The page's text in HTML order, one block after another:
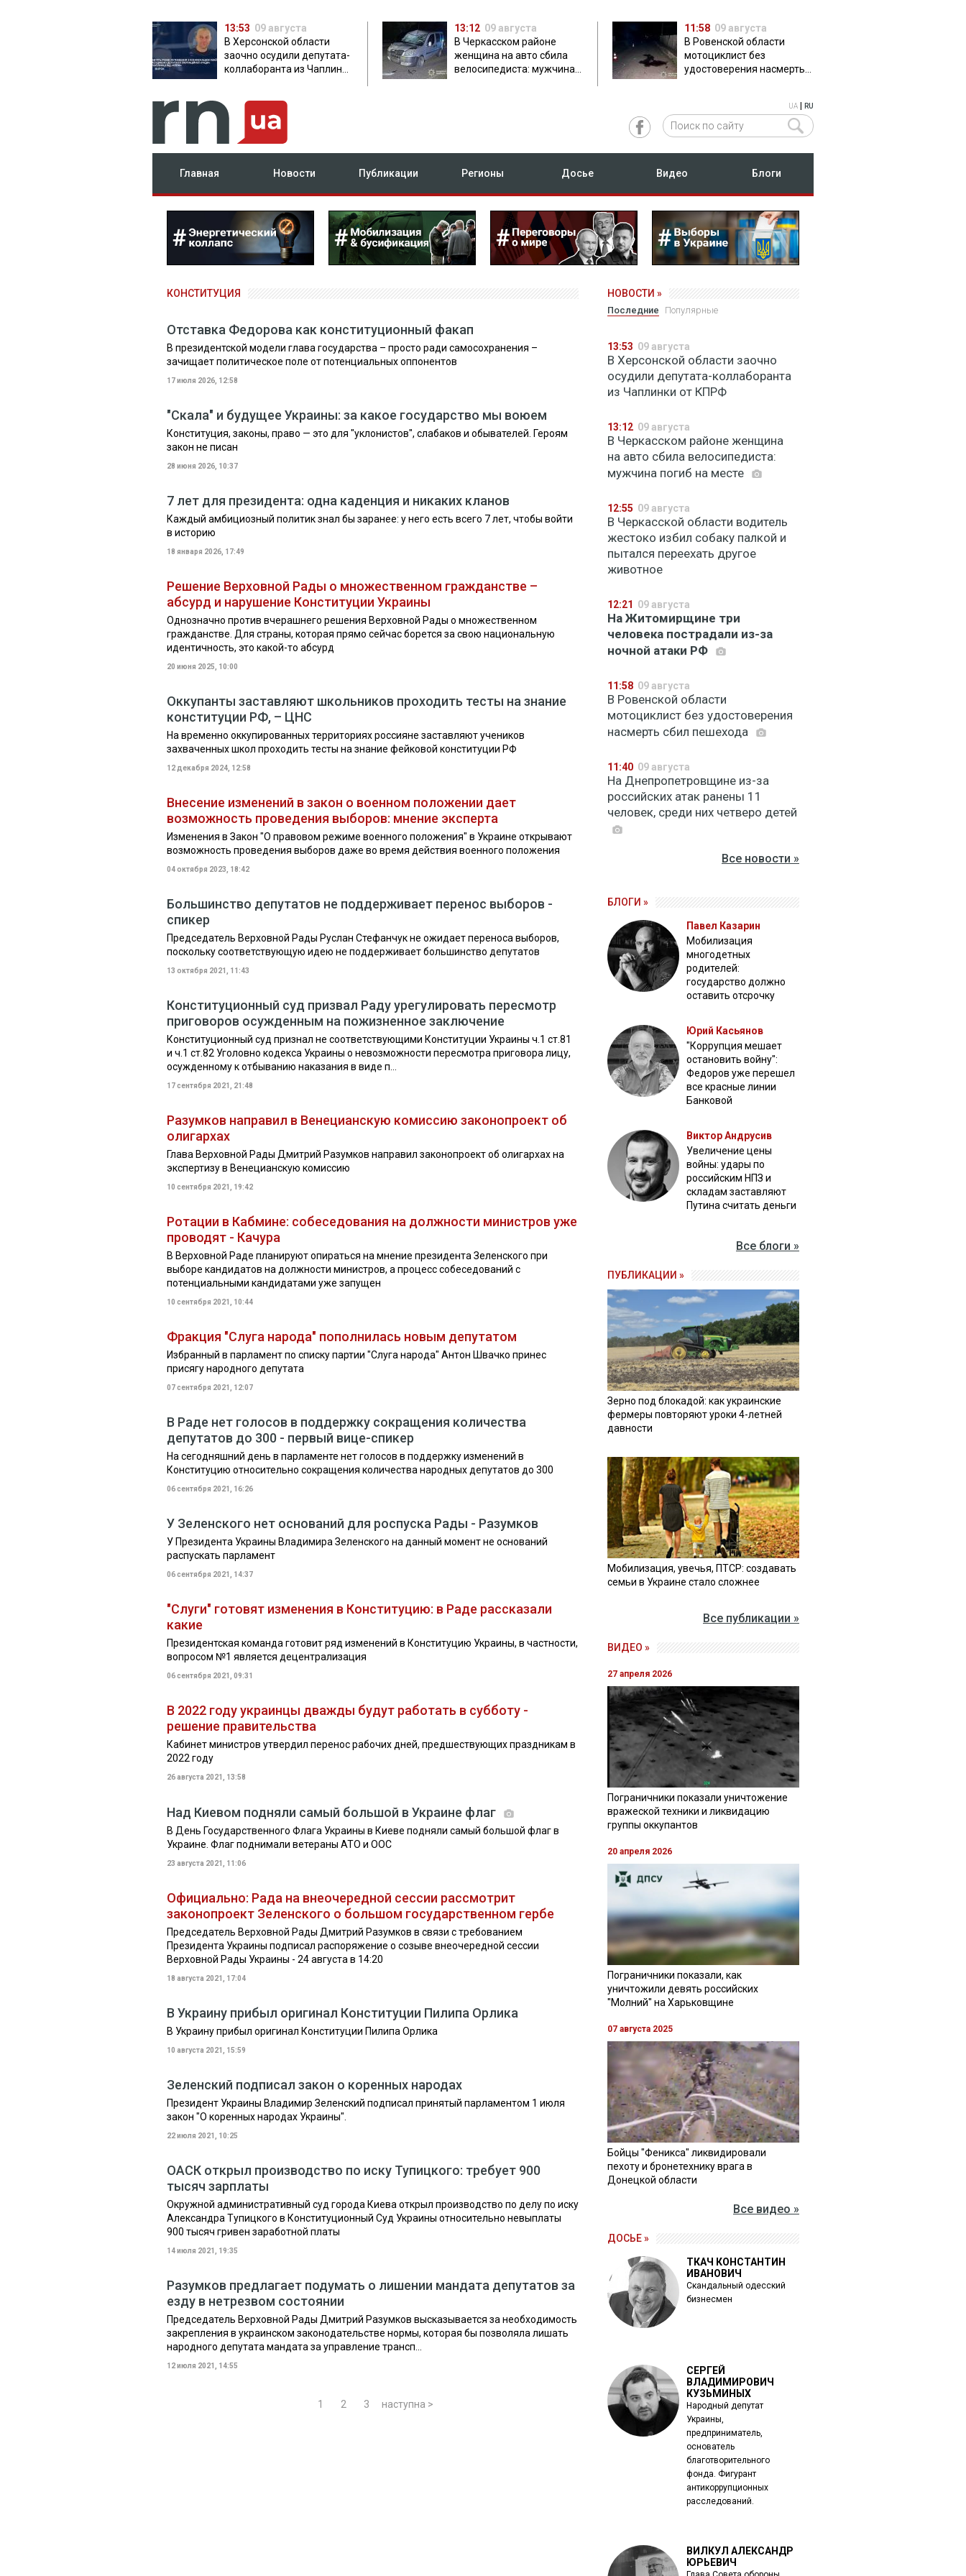
13:53 09 августа
В Херсонской области
заочно осудили депутата-
коллаборанта из Чаплинки
13:12 09 августа
В Черкасском районе
женщина на авто сбила
велосипедиста: мужчина
11:58 09 августа
В Ровенской области
мотоциклист без
удостоверения насмерть
UA RU
Главная Новости Публикации Регионы Досье Видео Блоги
КОНСТИТУЦИЯ
Отставка Федорова как конституционный факап
В президентской модели глава государства – просто ради самосохранения –
зачищает политическое поле от потенциальных оппонентов
17 июля 2026, 12:58
"Скала" и будущее Украины: за какое государство мы воюем
Конституция, законы, право — это для "уклонистов", слабаков и обывателей. Героям
закон не писан
28 июня 2026, 10:37
7 лет для президента: одна каденция и никаких кланов
Каждый амбициозный политик знал бы заранее: у него есть всего 7 лет, чтобы войти
в историю
18 января 2026, 17:49
Решение Верховной Рады о множественном гражданстве –
абсурд и нарушение Конституции Украины
Однозначно против вчерашнего решения Верховной Рады о множественном
гражданстве. Для страны, которая прямо сейчас борется за свою национальную
идентичность, это какой-то абсурд
20 июня 2025, 10:00
Оккупанты заставляют школьников проходить тесты на знание
конституции РФ, – ЦНС
На временно оккупированных территориях россияне заставляют учеников
захваченных школ проходить тесты на знание фейковой конституции РФ
12 декабря 2024, 12:58
Внесение изменений в закон о военном положении дает
возможность проведения выборов: мнение эксперта
Изменения в Закон "О правовом режиме военного положения" в Украине открывают
возможность проведения выборов даже во время действия военного положения
04 октября 2023, 18:42
Большинство депутатов не поддерживает перенос выборов -
спикер
Председатель Верховной Рады Руслан Стефанчук не ожидает переноса выборов,
поскольку соответствующую идею не поддерживает большинство депутатов
13 октября 2021, 11:43
Конституционный суд призвал Раду урегулировать пересмотр
приговоров осужденным на пожизненное заключение
Конституционный суд признал не соответствующими Конституции Украины ч.1 ст.81
и ч.1 ст.82 Уголовно кодекса Украины о невозможности пересмотра приговора лицу,
осужденному к отбыванию наказания в виде п...
17 сентября 2021, 21:48
Разумков направил в Венецианскую комиссию законопроект об
олигархах
Глава Верховной Рады Дмитрий Разумков направил законопроект об олигархах на
экспертизу в Венецианскую комиссию
10 сентября 2021, 19:42
Ротации в Кабмине: собеседования на должности министров уже
проводят - Качура
В Верховной Раде планируют опираться на мнение президента Зеленского при
выборе кандидатов на должности министров, а процесс собеседований с
потенциальными кандидатами уже запущен
10 сентября 2021, 10:44
Фракция "Слуга народа" пополнилась новым депутатом
Избранный в парламент по списку партии "Слуга народа" Антон Швачко принес
присягу народного депутата
07 сентября 2021, 12:07
В Раде нет голосов в поддержку сокращения количества
депутатов до 300 - первый вице-спикер
На сегодняшний день в парламенте нет голосов в поддержку изменений в
Конституцию относительно сокращения количества народных депутатов до 300
06 сентября 2021, 16:26
У Зеленского нет оснований для роспуска Рады - Разумков
У Президента Украины Владимира Зеленского на данный момент не оснований
распускать парламент
06 сентября 2021, 14:37
"Слуги" готовят изменения в Конституцию: в Раде рассказали
какие
Президентская команда готовит ряд изменений в Конституцию Украины, в частности,
вопросом №1 является децентрализация
06 сентября 2021, 09:31
В 2022 году украинцы дважды будут работать в субботу -
решение правительства
Кабинет министров утвердил перенос рабочих дней, предшествующих праздникам в
2022 году
26 августа 2021, 13:58
Над Киевом подняли самый большой в Украине флаг
В День Государственного Флага Украины в Киеве подняли самый большой флаг в
Украине. Флаг поднимали ветераны АТО и ООС
23 августа 2021, 11:06
Официально: Рада на внеочередной сессии рассмотрит
законопроект Зеленского о большом государственном гербе
Председатель Верховной Рады Дмитрий Разумков в связи с требованием
Президента Украины подписал распоряжение о созыве внеочередной сессии
Верховной Рады Украины - 24 августа в 14:20
18 августа 2021, 17:04
В Украину прибыл оригинал Конституции Пилипа Орлика
В Украину прибыл оригинал Конституции Пилипа Орлика
10 августа 2021, 15:59
Зеленский подписал закон о коренных народах
Президент Украины Владимир Зеленский подписал принятый парламентом 1 июля
закон "О коренных народах Украины".
22 июля 2021, 10:25
ОАСК открыл производство по иску Тупицкого: требует 900
тысяч зарплаты
Окружной административный суд города Киева открыл производство по делу по иску
Александра Тупицкого в Конституционный Суд Украины относительно невыплаты
900 тысяч гривен заработной платы
14 июля 2021, 19:35
Разумков предлагает подумать о лишении мандата депутатов за
езду в нетрезвом состоянии
Председатель Верховной Рады Дмитрий Разумков высказывается за необходимость
закрепления в украинском законодательстве нормы, которая бы позволяла лишать
народного депутата мандата за управление трансп...
12 июля 2021, 14:55
1 2 3 наступна >
НОВОСТИ »
Последние Популярные
13:53 09 августа
В Херсонской области заочно
осудили депутата-коллаборанта
из Чаплинки от КПРФ
13:12 09 августа
В Черкасском районе женщина
на авто сбила велосипедиста:
мужчина погиб на месте
12:55 09 августа
В Черкасской области водитель
жестоко избил собаку палкой и
пытался переехать другое
животное
12:21 09 августа
На Житомирщине три
человека пострадали из-за
ночной атаки РФ
11:58 09 августа
В Ровенской области
мотоциклист без удостоверения
насмерть сбил пешехода
11:40 09 августа
На Днепропетровщине из-за
российских атак ранены 11
человек, среди них четверо детей
Все новости »
БЛОГИ »
Павел Казарин
Мобилизация
многодетных
родителей:
государство должно
оставить отсрочку
Юрий Касьянов
"Коррупция мешает
остановить войну":
Федоров уже перешел
все красные линии
Банковой
Виктор Андрусив
Увеличение цены
войны: удары по
российским НПЗ и
складам заставляют
Путина считать деньги
Все блоги »
ПУБЛИКАЦИИ »
Зерно под блокадой: как украинские
фермеры повторяют уроки 4-летней
давности
Мобилизация, увечья, ПТСР: создавать
семьи в Украине стало сложнее
Все публикации »
ВИДЕО »
27 апреля 2026
Пограничники показали уничтожение
вражеской техники и ликвидацию
группы оккупантов
20 апреля 2026
Пограничники показали, как
уничтожили девять российских
"Молний" на Харьковщине
07 августа 2025
Бойцы "Феникса" ликвидировали
пехоту и бронетехнику врага в
Донецкой области
Все видео »
ДОСЬЕ »
ТКАЧ КОНСТАНТИН
ИВАНОВИЧ
Скандальный одесский
бизнесмен
СЕРГЕЙ
ВЛАДИМИРОВИЧ
КУЗЬМИНЫХ
Народный депутат
Украины,
предприниматель,
основатель
благотворительного
фонда. Фигурант
антикоррупционных
расследований.
ВИЛКУЛ АЛЕКСАНДР
ЮРЬЕВИЧ